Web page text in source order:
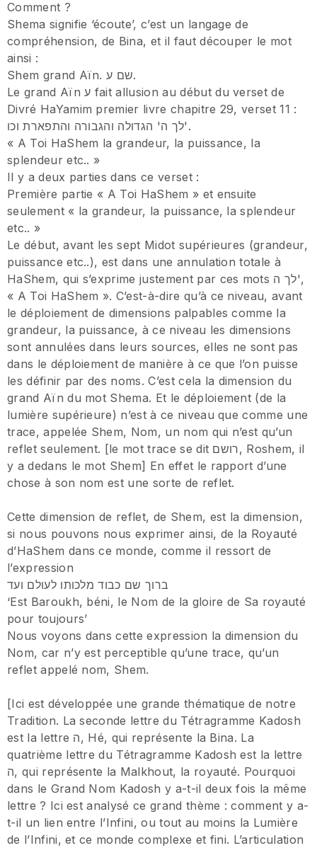
Comment ?
Shema signifie ‘écoute’, c’est un langage de
compréhension, de Bina, et il faut découper le mot
ainsi :
Shem grand Aïn. שם ע.
Le grand Aïn ע fait allusion au début du verset de
Divré HaYamim premier livre chapitre 29, verset 11 :
לך ה' הגדולה והגבורה והתפארת וכו'.
« A Toi HaShem la grandeur, la puissance, la
splendeur etc.. »
Il y a deux parties dans ce verset :
Première partie « A Toi HaShem » et ensuite
seulement « la grandeur, la puissance, la splendeur
etc.. »
Le début, avant les sept Midot supérieures (grandeur,
puissance etc..), est dans une annulation totale à
HaShem, qui s’exprime justement par ces mots לך ה',
« A Toi HaShem ». C’est-à-dire qu’à ce niveau, avant
le déploiement de dimensions palpables comme la
grandeur, la puissance, à ce niveau les dimensions
sont annulées dans leurs sources, elles ne sont pas
dans le déploiement de manière à ce que l’on puisse
les définir par des noms. C’est cela la dimension du
grand Aïn du mot Shema. Et le déploiement (de la
lumière supérieure) n’est à ce niveau que comme une
trace, appelée Shem, Nom, un nom qui n’est qu’un
reflet seulement. [le mot trace se dit רושם, Roshem, il
y a dedans le mot Shem] En effet le rapport d’une
chose à son nom est une sorte de reflet.
Cette dimension de reflet, de Shem, est la dimension,
si nous pouvons nous exprimer ainsi, de la Royauté
d’HaShem dans ce monde, comme il ressort de
l’expression
ברוך שם כבוד מלכותו לעולם ועד
‘Est Baroukh, béni, le Nom de la gloire de Sa royauté
pour toujours’
Nous voyons dans cette expression la dimension du
Nom, car n’y est perceptible qu’une trace, qu’un
reflet appelé nom, Shem.
[Ici est développée une grande thématique de notre
Tradition. La seconde lettre du Tétragramme Kadosh
est la lettre ה, Hé, qui représente la Bina. La
quatrième lettre du Tétragramme Kadosh est la lettre
ה, qui représente la Malkhout, la royauté. Pourquoi
dans le Grand Nom Kadosh y a-t-il deux fois la même
lettre ? Ici est analysé ce grand thème : comment y a-
t-il un lien entre l’Infini, ou tout au moins la Lumière
de l’Infini, et ce monde complexe et fini. L’articulation